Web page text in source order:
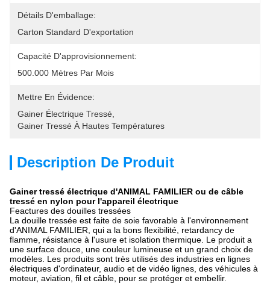
Détails D'emballage:
Carton Standard D'exportation
Capacité D'approvisionnement:
500.000 Mètres Par Mois
Mettre En Évidence:
Gainer Électrique Tressé
Gainer Tressé À Hautes Températures
Description De Produit
Gainer tressé électrique d'ANIMAL FAMILIER ou de câble
tressé en nylon pour l'appareil électrique
Feactures des douilles tressées
La douille tressée est faite de soie favorable à l'environnement
d'ANIMAL FAMILIER, qui a la bons flexibilité, retardancy de
flamme, résistance à l'usure et isolation thermique. Le produit a
une surface douce, une couleur lumineuse et un grand choix de
modèles. Les produits sont très utilisés des industries en lignes
électriques d'ordinateur, audio et de vidéo lignes, des véhicules à
moteur, aviation, fil et câble, pour se protéger et embellir.